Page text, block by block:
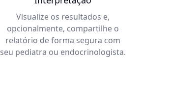
Visualize os resultados e,
opcionalmente, compartilhe o
relatório de forma segura com
seu pediatra ou endocrinologista.